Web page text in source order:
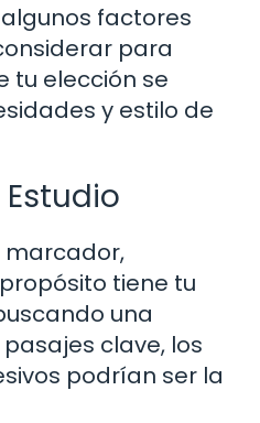
factores
para
tu elección se
y estilo de
marcador,
tiene tu
una
clave, los
podrían ser la